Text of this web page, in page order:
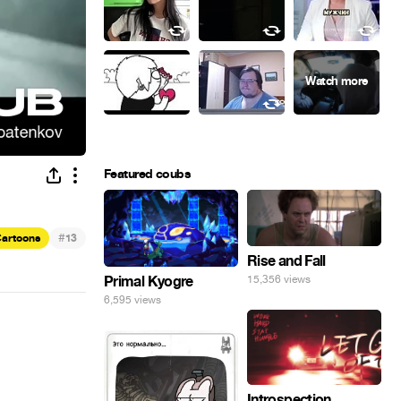
#13
Featured coubs
Primal Kyogre
6,595 views
Rise and Fall
15,356 views